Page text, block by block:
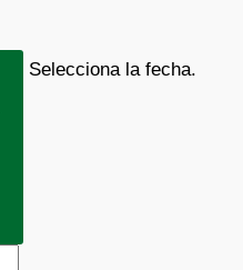
Selecciona la fecha.